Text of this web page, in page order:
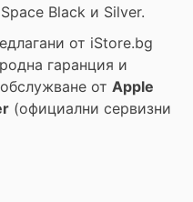
Black и Silver.
от iStore.bg
гаранция и
от Apple
(официални сервизни